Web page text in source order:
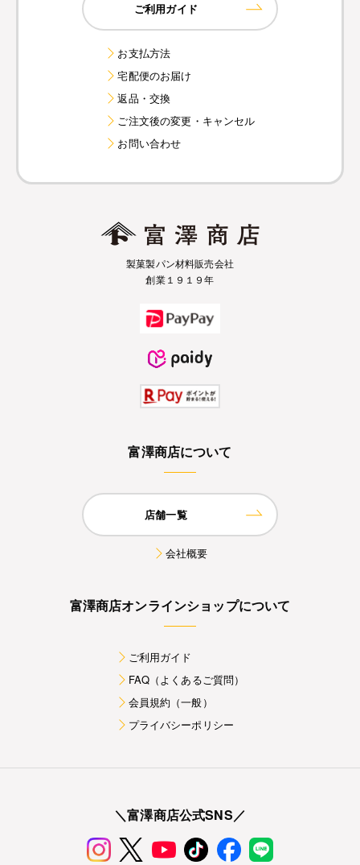
ご利用ガイド
お支払方法
宅配便のお届け
返品・交換
ご注文後の変更・キャンセル
お問い合わせ
製菓製パン材料販売会社
創業１９１９年
富澤商店について
店舗一覧
会社概要
富澤商店オンラインショップについて
ご利用ガイド
FAQ（よくあるご質問）
会員規約（一般）
プライバシーポリシー
＼富澤商店公式SNS／